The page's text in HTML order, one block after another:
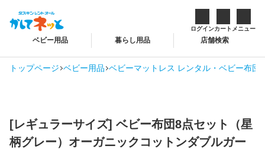
ログインカート メニュー
ベビー用品 暮らし用品 店舗検索
トップページ ベビー用品 ベビーマットレス レンタル・ベビー布団
[レギュラーサイズ] ベビー布団8点セット（星
柄グレー）オーガニックコットンダブルガー